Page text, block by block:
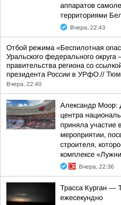
аппаратов
территориями
Вчера, 22:43
Отбой режима «Беспилотная
Уральского федерального
правительства региона со
президента России в УРфО.//
Вчера, 22:40
Александр Моор:
центра
приняла участие
мероприятии,
строителя,
комплексе
Вчера, 22:36
Трасса Курган —
ежесекундно